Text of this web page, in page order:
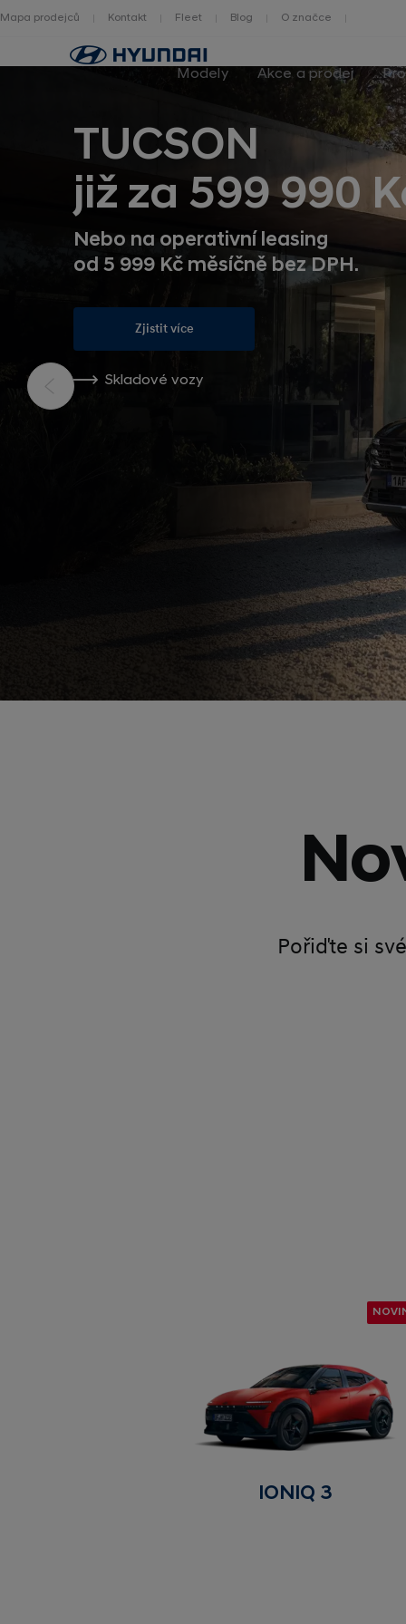
Mapa prodejců Kontakt Fleet Blog O značce
Zpět
na
homepage
Modely Akce a prodej
TUCSON
již za 599 990
Nebo na operativní leasing
od 5 999 Kč měsíčně bez DPH.
Zjistit více
Skladové vozy
Pořiďte si
IONIQ 3